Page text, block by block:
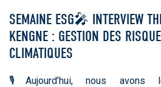
SEMAINE ESG🎤 INTERVIEW
KENGNE : GESTION DES
CLIMATIQUES
🎙️Aujourd’hui, nous